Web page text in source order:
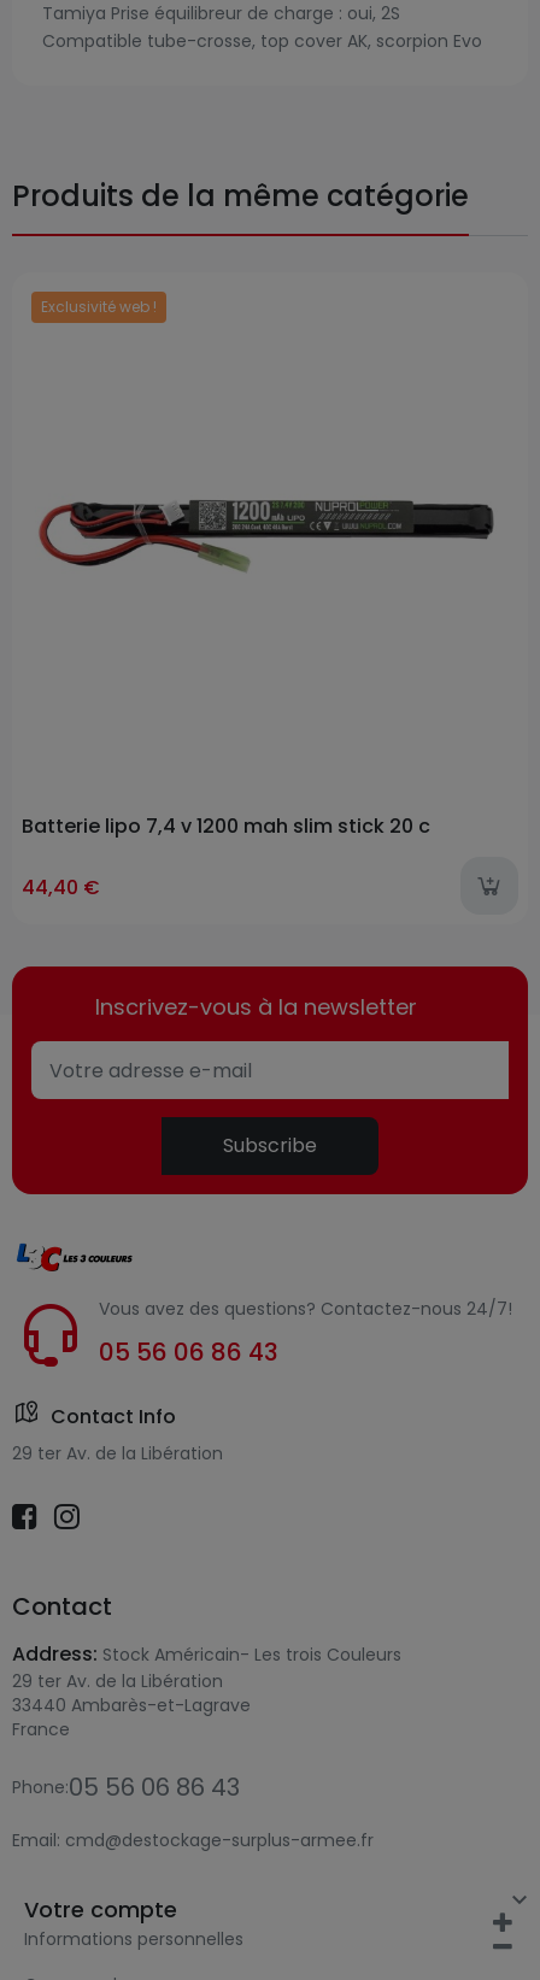
Tamiya Prise équilibreur de charge : oui, 2S
Compatible tube-crosse, top cover AK, scorpion Evo
Produits de la même catégorie
Exclusivité web !
Batterie lipo 7,4 v 1200 mah slim stick 20 c
44,40 €
Inscrivez-vous à la newsletter
Subscribe
Vous avez des questions? Contactez-nous 24/7!
05 56 06 86 43
Contact Info
29 ter Av. de la Libération
Contact
Address: Stock Américain- Les trois Couleurs
29 ter Av. de la Libération
33440 Ambarès-et-Lagrave
France
Phone:05 56 06 86 43
Email: cmd@destockage-surplus-armee.fr

Votre compte
Informations personnelles